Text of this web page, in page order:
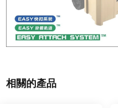
相關的產品